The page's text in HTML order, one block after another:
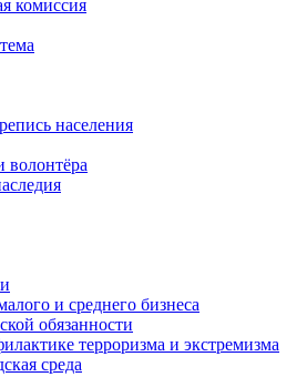
комиссия
населения
волонтёра
и среднего бизнеса
обязанности
терроризма и экстремизма
среда